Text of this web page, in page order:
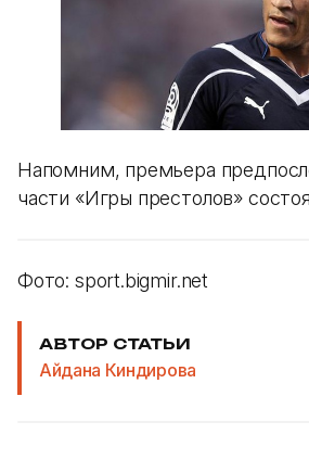
Напомним, премьера
части «Игры престолов»
Фото: sport.bigmir.net
АВТОР СТАТЬИ
Айдана Киндирова